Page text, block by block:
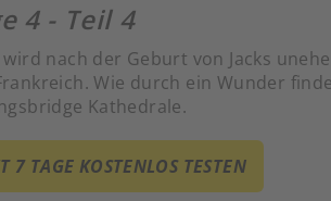
4 - Teil 4
nach der Geburt von Jacks
Wie durch ein Wunder
Kathedrale.
7 TAGE KOSTENLOS TESTEN